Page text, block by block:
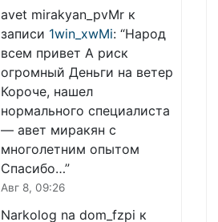
avet mirakyan_pvMr к
записи 1win_xwMi: “Народ
всем привет А риск
огромный Деньги на ветер
Короче, нашел
нормального специалиста
— авет миракян с
многолетним опытом
Спасибо…”
Авг 8, 09:26
Narkolog na dom_fzpi к